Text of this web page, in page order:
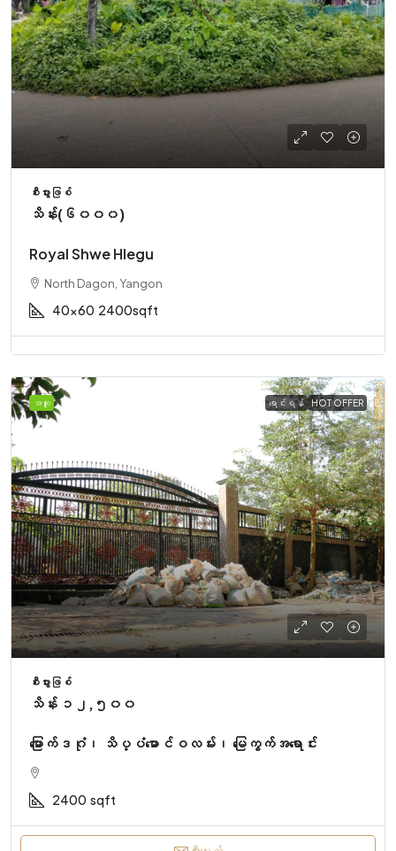
စီးပွားဖြစ်
သိန်း(၆၀၀၀)
Royal Shwe Hlegu
North Dagon, Yangon
40x60 2400sqft
အထူး ရောင်းရန် HOT OFFER
စီးပွားဖြစ်
သိန်း ၁၂,၅၀၀
မြောက်ဒဂုံ၊ သိပ္ပံမောင်ဝလမ်း၊ မြေကွက်အရောင်း
2400 sqft